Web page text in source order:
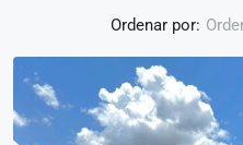
Ordenar por: